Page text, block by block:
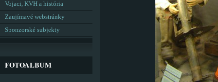
Vojaci, KVH a história
Zaujímavé webstránky
Sponzorské subjekty
FOTOALBUM